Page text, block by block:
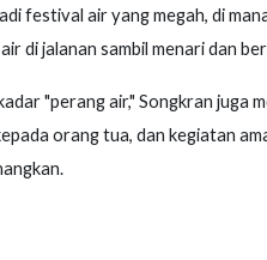
festival air yang megah, di
di jalanan sambil menari dan
"perang air," Songkran juga
orang tua, dan kegiatan